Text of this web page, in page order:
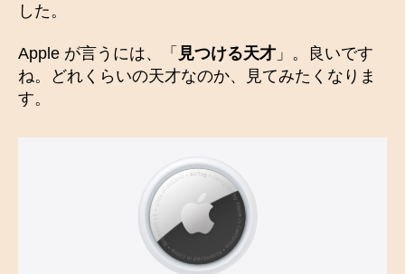
した。
Apple が言うには、「 見つける天才 」。良いです
ね。どれくらいの天才なのか、見てみたくなりま
す。